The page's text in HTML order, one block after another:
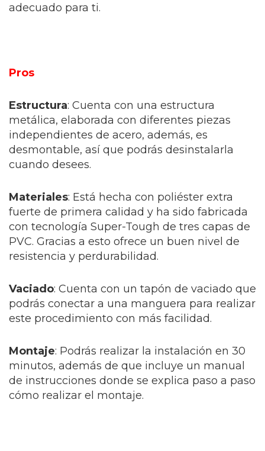
adecuado para ti.
Pros
Estructura: Cuenta con una estructura
metálica, elaborada con diferentes piezas
independientes de acero, además, es
desmontable, así que podrás desinstalarla
cuando desees.
Materiales: Está hecha con poliéster extra
fuerte de primera calidad y ha sido fabricada
con tecnología Super-Tough de tres capas de
PVC. Gracias a esto ofrece un buen nivel de
resistencia y perdurabilidad.
Vaciado: Cuenta con un tapón de vaciado que
podrás conectar a una manguera para realizar
este procedimiento con más facilidad.
Montaje: Podrás realizar la instalación en 30
minutos, además de que incluye un manual
de instrucciones donde se explica paso a paso
cómo realizar el montaje.